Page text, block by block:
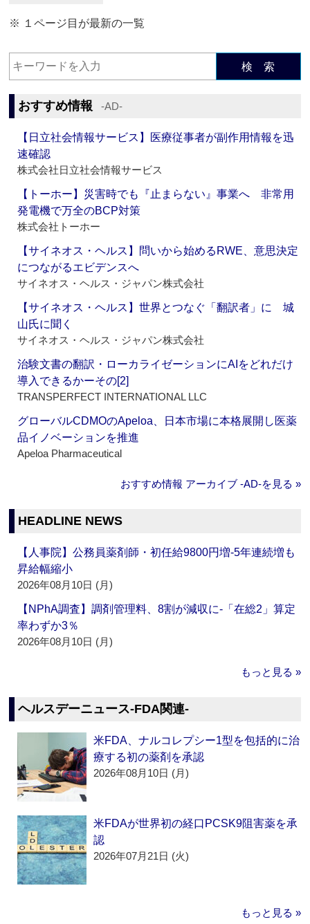
※ １ページ目が最新の一覧
検 索
おすすめ情報 ‐AD‐
【日立社会情報サービス】医療従事者が副作用情報を迅
速確認
株式会社日立社会情報サービス
【トーホー】災害時でも『止まらない』事業へ 非常用
発電機で万全のBCP対策
株式会社トーホー
【サイネオス・ヘルス】問いから始めるRWE、意思決定
につながるエビデンスへ
サイネオス・ヘルス・ジャパン株式会社
【サイネオス・ヘルス】世界とつなぐ「翻訳者」に 城
山氏に聞く
サイネオス・ヘルス・ジャパン株式会社
治験文書の翻訳・ローカライゼーションにAIをどれだけ
導入できるかーその[2]
TRANSPERFECT INTERNATIONAL LLC
グローバルCDMOのApeloa、日本市場に本格展開し医薬
品イノベーションを推進
Apeloa Pharmaceutical
おすすめ情報 アーカイブ ‐AD‐を見る »
HEADLINE NEWS
【人事院】公務員薬剤師・初任給9800円増‐5年連続増も
昇給幅縮小
2026年08月10日 (月)
【NPhA調査】調剤管理料、8割が減収に‐「在総2」算定
率わずか3％
2026年08月10日 (月)
もっと見る »
ヘルスデーニュース‐FDA関連‐
米FDA、ナルコレプシー1型を包括的に治
療する初の薬剤を承認
2026年08月10日 (月)
米FDAが世界初の経口PCSK9阻害薬を承
認
2026年07月21日 (火)
もっと見る »